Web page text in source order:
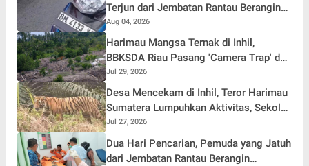
Terjun dari Jembatan Rantau Berangin
Kuok, Sepeda Motor Ditinggal di Lokasi
Aug 04, 2026
Harimau Mangsa Ternak di Inhil,
BBKSDA Riau Pasang 'Camera Trap' dan
Drone
Jul 29, 2026
Desa Mencekam di Inhil, Teror Harimau
Sumatera Lumpuhkan Aktivitas, Sekolah
Dialihkan Online
Jul 27, 2026
Dua Hari Pencarian, Pemuda yang Jatuh
dari Jembatan Rantau Berangin